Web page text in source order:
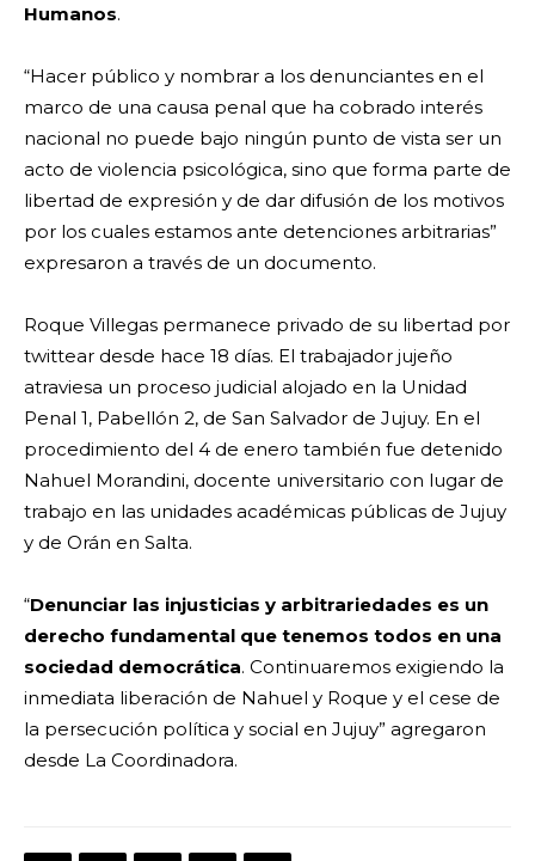
Humanos.
“Hacer público y nombrar a los denunciantes en el
marco de una causa penal que ha cobrado interés
nacional no puede bajo ningún punto de vista ser un
acto de violencia psicológica, sino que forma parte de
libertad de expresión y de dar difusión de los motivos
por los cuales estamos ante detenciones arbitrarias”
expresaron a través de un documento.
Roque Villegas permanece privado de su libertad por
twittear desde hace 18 días. El trabajador jujeño
atraviesa un proceso judicial alojado en la Unidad
Penal 1, Pabellón 2, de San Salvador de Jujuy. En el
procedimiento del 4 de enero también fue detenido
Nahuel Morandini, docente universitario con lugar de
trabajo en las unidades académicas públicas de Jujuy
y de Orán en Salta.
“Denunciar las injusticias y arbitrariedades es un
derecho fundamental que tenemos todos en una
sociedad democrática. Continuaremos exigiendo la
inmediata liberación de Nahuel y Roque y el cese de
la persecución política y social en Jujuy” agregaron
desde La Coordinadora.